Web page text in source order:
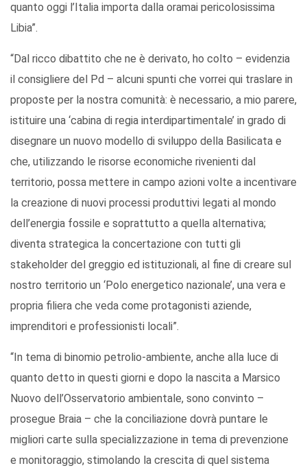
quanto oggi l’Italia importa dalla oramai pericolosissima
Libia”.
“Dal ricco dibattito che ne è derivato, ho colto – evidenzia
il consigliere del Pd – alcuni spunti che vorrei qui traslare in
proposte per la nostra comunità: è necessario, a mio parere,
istituire una ‘cabina di regia interdipartimentale’ in grado di
disegnare un nuovo modello di sviluppo della Basilicata e
che, utilizzando le risorse economiche rivenienti dal
territorio, possa mettere in campo azioni volte a incentivare
la creazione di nuovi processi produttivi legati al mondo
dell’energia fossile e soprattutto a quella alternativa;
diventa strategica la concertazione con tutti gli
stakeholder del greggio ed istituzionali, al fine di creare sul
nostro territorio un ‘Polo energetico nazionale’, una vera e
propria filiera che veda come protagonisti aziende,
imprenditori e professionisti locali”.
“In tema di binomio petrolio-ambiente, anche alla luce di
quanto detto in questi giorni e dopo la nascita a Marsico
Nuovo dell’Osservatorio ambientale, sono convinto –
prosegue Braia – che la conciliazione dovrà puntare le
migliori carte sulla specializzazione in tema di prevenzione
e monitoraggio, stimolando la crescita di quel sistema